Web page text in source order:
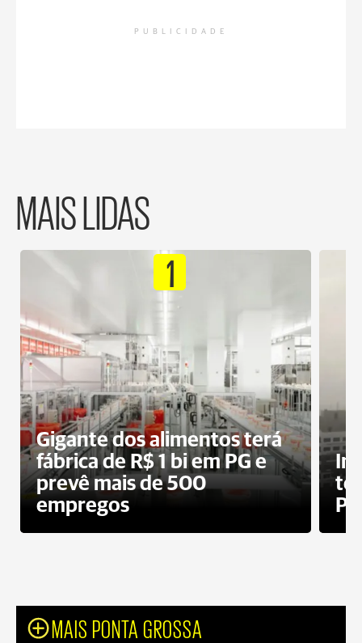
PUBLICIDADE
MAIS LIDAS
1
Gigante dos alimentos terá
fábrica de R$ 1 bi em PG e
prevê mais de 500
empregos
MAIS PONTA GROSSA